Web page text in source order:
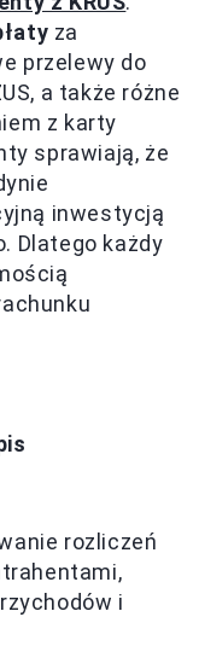
za
przelewy do
a także różne
z karty
sprawiają, że
inwestycją
Dlatego każdy
rozliczeń
i